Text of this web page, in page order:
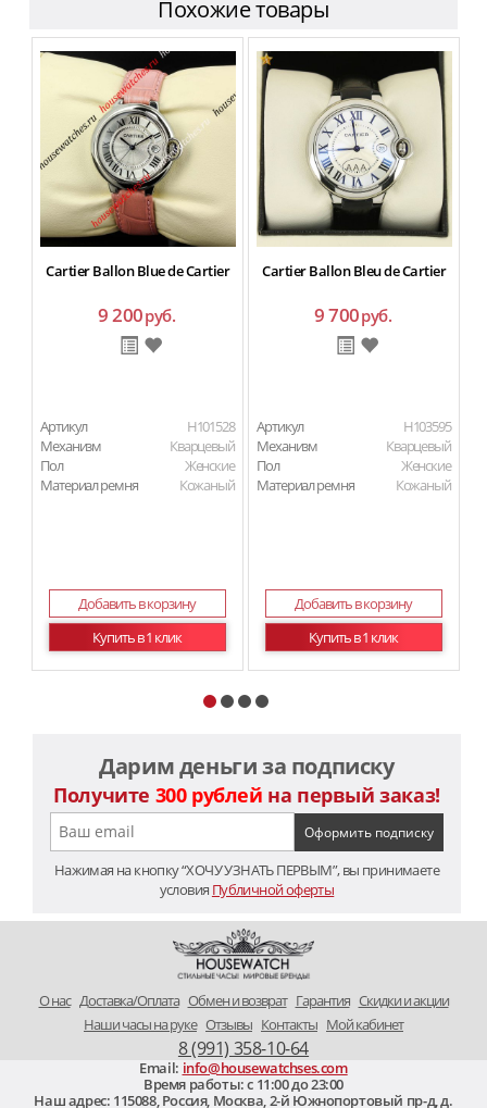
Похожие товары
Cartier Ballon Blue de Cartier
9 200руб.
Артикул
H101528
Механизм
Кварцевый
Пол
Женские
Материал ремня
Кожаный
Добавить в корзину
Купить в 1 клик
Cartier Ballon Bleu de Cartier
9 700руб.
Артикул
H103595
Механизм
Кварцевый
Пол
Женские
Материал ремня
Кожаный
Добавить в корзину
Купить в 1 клик
Дарим деньги за подписку
Получите 300 рублей на первый заказ!
Нажимая на кнопку “ХОЧУ УЗНАТЬ ПЕРВЫМ”, вы принимаете
условия Публичной оферты
O нас Доставка/Оплата Обмен и возврат Гарантия Скидки и акции
Наши часы на руке Отзывы Контакты Мой кабинет
8 (991) 358-10-64
Email: info@housewatchses.com
Время работы: c 11:00 до 23:00
Наш адрес: 115088, Россия, Москва 2-й Южнопортовый пр-д, д.